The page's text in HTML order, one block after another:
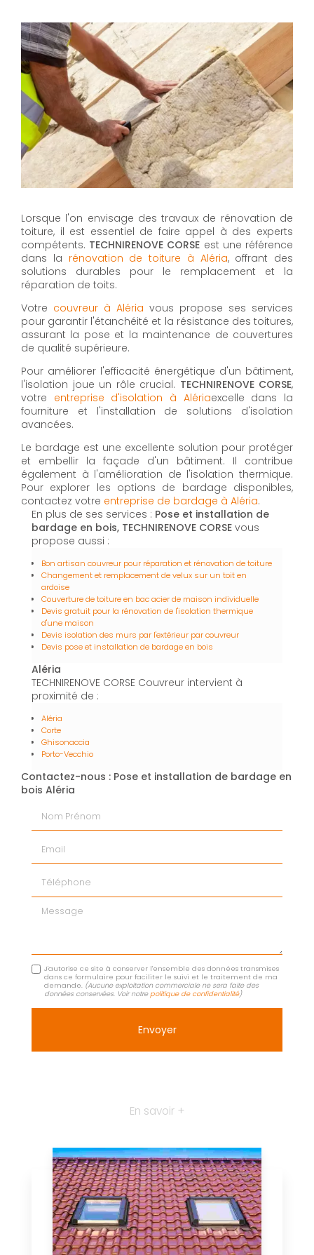
Lorsque l'on envisage des travaux de rénovation de
toiture, il est essentiel de faire appel à des experts
compétents. TECHNIRENOVE CORSE est une référence
dans la rénovation de toiture à Aléria, offrant des
solutions durables pour le remplacement et la
réparation de toits.
Votre couvreur à Aléria vous propose ses services
pour garantir l'étanchéité et la résistance des toitures,
assurant la pose et la maintenance de couvertures
de qualité supérieure.
Pour améliorer l'efficacité énergétique d'un bâtiment,
l'isolation joue un rôle crucial. TECHNIRENOVE CORSE,
votre entreprise d'isolation à Alériaexcelle dans la
fourniture et l'installation de solutions d'isolation
avancées.
Le bardage est une excellente solution pour protéger
et embellir la façade d'un bâtiment. Il contribue
également à l'amélioration de l'isolation thermique.
Pour explorer les options de bardage disponibles,
contactez votre entreprise de bardage à Aléria.
En plus de ses services : Pose et installation de
bardage en bois, TECHNIRENOVE CORSE vous
propose aussi :
Bon artisan couvreur pour réparation et rénovation de toiture
Changement et remplacement de velux sur un toit en
ardoise
Couverture de toiture en bac acier de maison individuelle
Devis gratuit pour la rénovation de l'isolation thermique
d'une maison
Devis isolation des murs par l'extérieur par couvreur
Devis pose et installation de bardage en bois
Aléria
TECHNIRENOVE CORSE Couvreur intervient à
proximité de :
Aléria
Corte
Ghisonaccia
Porto-Vecchio
Contactez-nous : Pose et installation de bardage en
bois Aléria
Message
J'autorise ce site à conserver l'ensemble des données transmises
dans ce formulaire pour faciliter le suivi et le traitement de ma
demande. (Aucune exploitation commerciale ne sera faite des
données conservées. Voir notrepolitique de confidentialité)
En savoir +